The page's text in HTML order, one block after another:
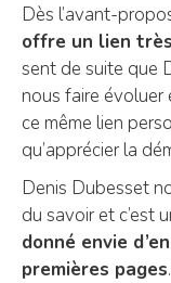
Dès l’avant-
offre un lien
sent de suite que
nous faire
ce même lien
qu’apprécier la
Denis Dubesset
du savoir et c’est
donné envie
premières pages.